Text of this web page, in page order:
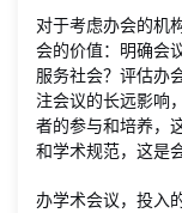
对于考虑办会的机
会的价值：明确会
服务社会？评估办
注会议的长远影响
者的参与和培养，
和学术规范，这是
办学术会议，投入